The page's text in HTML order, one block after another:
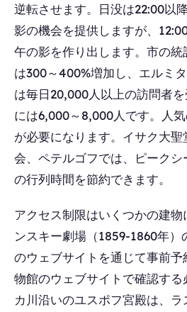
逆転させます。日没は22:00以
影の機会を提供しますが、
午の影を作り出します。市の
は300～400%増加し、エルミ
は毎日20,000人以上の訪問者
には6,000～8,000人です。人
が必要になります。イサク大
会、ペテルゴフでは、ピークシ
の行列時間を節約できます。
アクセス制限はいくつかの建
ンスキー劇場（1859-1860年）
のウェブサイトを通じて事前
物館のウェブサイトで確認する
カ川沿いのユスポフ宮殿は、